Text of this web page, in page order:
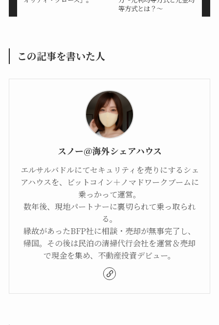
等方式とは？〜
この記事を書いた人
スノー@海外シェアハウス
エルサルバドルにてセキュリティを売りにするシェ
アハウスを、ビットコイン＋ノマドワークブームに
乗っかって運営。
数年後、現地パートナーに裏切られて乗っ取られ
る。
縁故があったBFP社に相談・売却が無事完了し、
帰国。その後は民泊の清掃代行会社を運営＆売却
で現金を集め、不動産投資デビュー。